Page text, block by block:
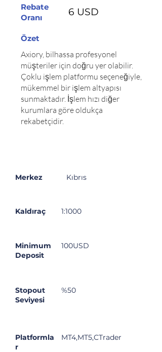
Rebate
Oranı
6 USD
Özet
Axiory, bilhassa profesyonel
müşteriler için doğru yer olabilir.
Çoklu işlem platformu seçeneğiyle,
mükemmel bir işlem altyapısı
sunmaktadır. İşlem hızı diğer
kurumlara göre oldukça
rekabetçidir.
Merkez Kıbrıs
Kaldıraç 1:1000
Minimum
Deposit
100USD
Stopout
Seviyesi
%50
Platformla
r
MT4,MT5,CTrader